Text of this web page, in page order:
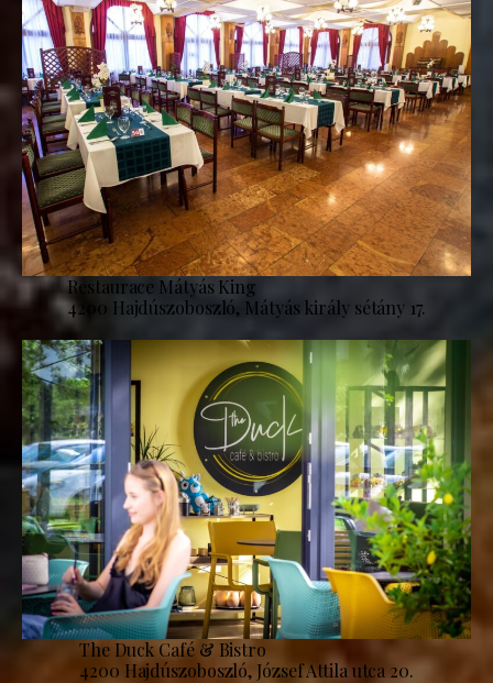
Restaurace Mátyás King
4200 Hajdúszoboszló, Mátyás király sétány 17.
The Duck Café & Bistro
4200 Hajdúszoboszló, József Attila utca 20.